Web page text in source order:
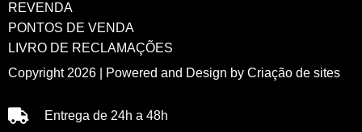
REVENDA
PONTOS DE VENDA
LIVRO DE RECLAMAÇÕES
Copyright 2026 | Powered and Design by Criação de sites
Entrega de 24h a 48h